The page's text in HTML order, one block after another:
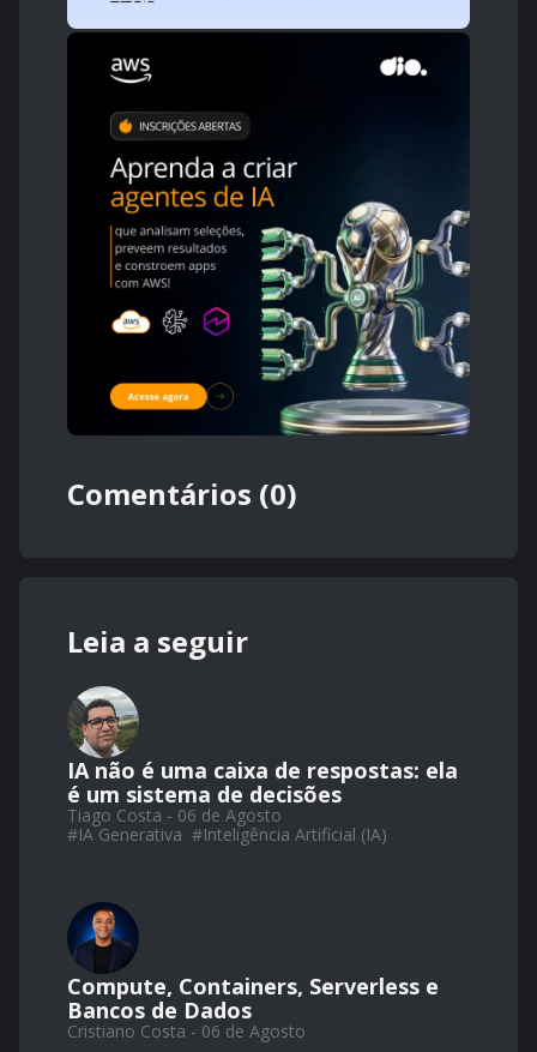
Comentários (0)
Leia a seguir
IA não é uma caixa de respostas: ela
é um sistema de decisões
Tiago Costa - 06 de Agosto
#IA Generativa #Inteligência Artificial (IA)
Compute, Containers, Serverless e
Bancos de Dados
Cristiano Costa - 06 de Agosto